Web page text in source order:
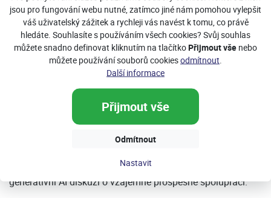
jsou pro fungování webu nutné, zatímco jiné nám pomohou vylepšit
váš uživatelský zážitek a rychleji vás navést k tomu, co právě
hledáte. Souhlasíte s používáním všech cookies? Svůj souhlas
můžete snadno definovat kliknutím na tlačítkoPřijmout vše nebo
můžete používání souborů cookiesodmítnout
Další informace
Přijmout vše
Odmítnout
Nastavit
vstupních (tréninkových) dat pro tyto generativní modely,
které vedou k pochybnostem o dodržování autorských práv
či zaujatosti výstupů z těchto aplikací (např. rasistické či
lživé závěry). Za současné situace totiž není možné pro
autory děl (textových, hudebních, filmových, fotografických
a dalších) zjistit, zda byla jejich tvorba využita k vývoji
generativních modelů, a ztrácejí tak kontrolu nad užíváním
svých děl. Odsouhlasené znění AI Aktu jejich postavení
zlepšuje, když zdůrazňuje právo autorů zpravidla
rozhodovat o užití jejich díla a současně přichází s
teoreticky umožňuje tvůrcům obsahu zahájit s vývojáři
generativní AI diskuzi o vzájemně prospěšné spolupráci.